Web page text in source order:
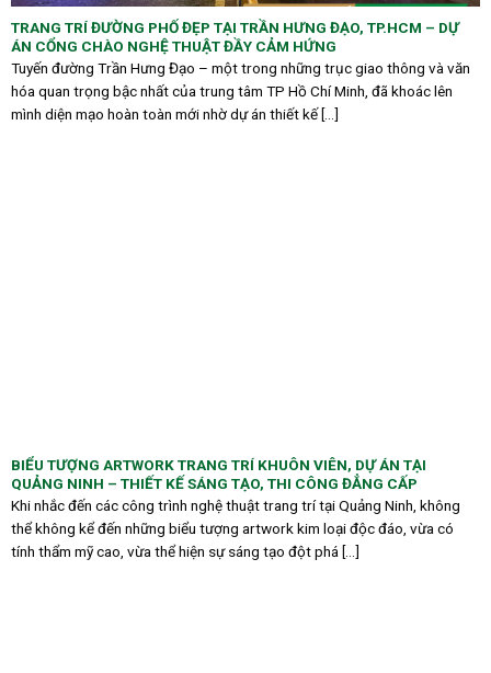
TRANG TRÍ ĐƯỜNG PHỐ ĐẸP TẠI TRẦN HƯNG ĐẠO, TP.HCM – DỰ
ÁN CỔNG CHÀO NGHỆ THUẬT ĐẦY CẢM HỨNG
Tuyến đường Trần Hưng Đạo – một trong những trục giao thông và văn
hóa quan trọng bậc nhất của trung tâm TP Hồ Chí Minh, đã khoác lên
mình diện mạo hoàn toàn mới nhờ dự án thiết kế [...]
BIỂU TƯỢNG ARTWORK TRANG TRÍ KHUÔN VIÊN, DỰ ÁN TẠI
QUẢNG NINH – THIẾT KẾ SÁNG TẠO, THI CÔNG ĐẲNG CẤP
Khi nhắc đến các công trình nghệ thuật trang trí tại Quảng Ninh, không
thể không kể đến những biểu tượng artwork kim loại độc đáo, vừa có
tính thẩm mỹ cao, vừa thể hiện sự sáng tạo đột phá [...]